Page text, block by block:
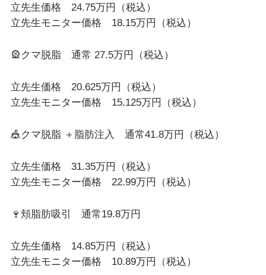
立先生価格 24.75万円（税込）
立先生モニター価格 18.15万円（税込）
🎡クマ脱脂 通常 27.5万円（税込）
立先生価格 20.625万円（税込）
立先生モニター価格 15.125万円（税込）
🎪クマ脱脂 ＋脂肪注入 通常41.8万円（税込）
立先生価格 31.35万円（税込）
立先生モニター価格 22.99万円（税込）
🍷頬脂肪吸引 通常19.8万円
立先生価格 14.85万円（税込）
立先生モニター価格 10.89万円（税込）